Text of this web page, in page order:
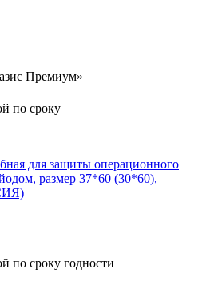
Премиум»
по сроку
для защиты операционного
размер 37*60 (30*60),
по сроку годности